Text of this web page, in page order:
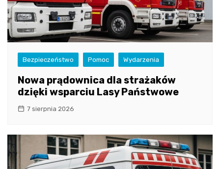
Bezpieczeństwo Pomoc Wydarzenia
Nowa prądownica dla strażaków
dzięki wsparciu Lasy Państwowe
7 sierpnia 2026